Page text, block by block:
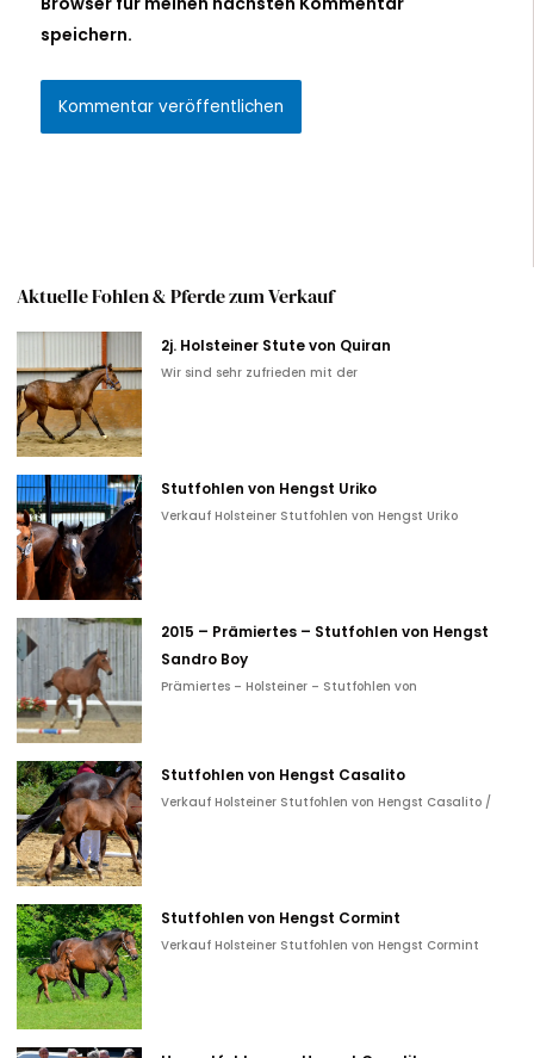
speichern.
Aktuelle Fohlen & Pferde zum Verkauf
2j. Holsteiner Stute von Quiran
Wir sind sehr zufrieden mit der
Stutfohlen von Hengst Uriko
Verkauf Holsteiner Stutfohlen von Hengst Uriko
2015 – Prämiertes – Stutfohlen von Hengst
Sandro Boy
Prämiertes – Holsteiner – Stutfohlen von
Stutfohlen von Hengst Casalito
Verkauf Holsteiner Stutfohlen von Hengst Casalito /
Stutfohlen von Hengst Cormint
Verkauf Holsteiner Stutfohlen von Hengst Cormint